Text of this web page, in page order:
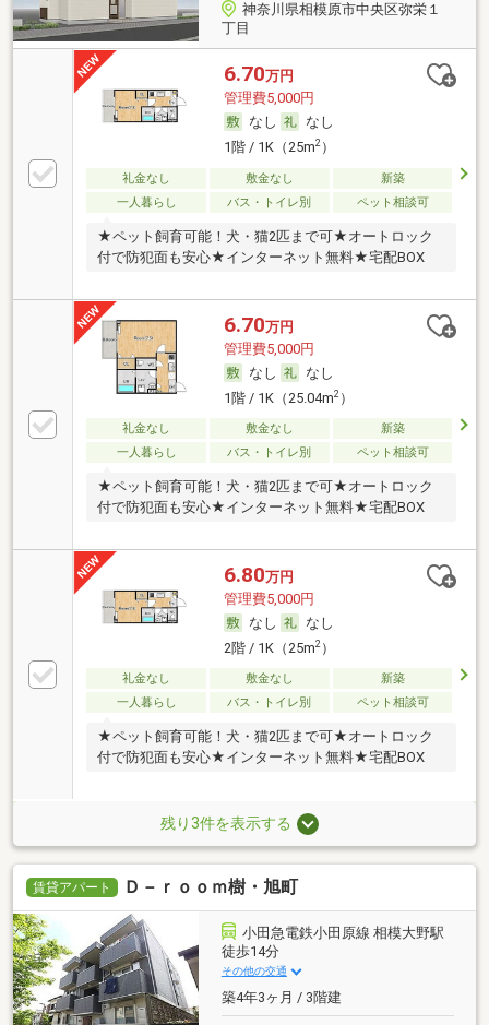
神奈川県相模原市中央区弥栄１
丁目
6.70万円
管理費5,000円
なし
なし
1階 / 1K（25m2）
礼金なし 敷金なし
新築
一人暮らし
バス・トイレ別 ペット相談可
★ペット飼育可能！犬・猫2匹まで可★オートロック
付で防犯面も安心★インターネット無料★宅配BOX
6.70万円
管理費5,000円
なし
なし
1階 / 1K（25.04m2）
礼金なし 敷金なし
新築
一人暮らし
バス・トイレ別 ペット相談可
★ペット飼育可能！犬・猫2匹まで可★オートロック
付で防犯面も安心★インターネット無料★宅配BOX
6.80万円
管理費5,000円
なし
なし
2階 / 1K（25m2）
礼金なし 敷金なし
新築
一人暮らし
バス・トイレ別 ペット相談可
★ペット飼育可能！犬・猫2匹まで可★オートロック
付で防犯面も安心★インターネット無料★宅配BOX
残り3件を表示する
賃貸アパート Ｄ－ｒｏｏｍ樹・旭町
小田急電鉄小田原線 相模大野駅
徒歩14分
その他の交通
築4年3ヶ月 / 3階建